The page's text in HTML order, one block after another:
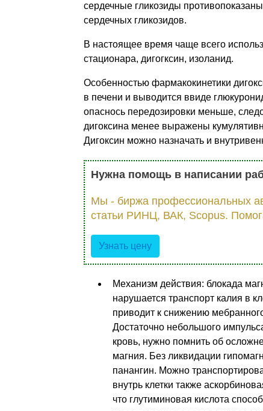
сердечные гликозиды
сердечных гликозидов.
В настоящее время чаще всего
стационара, дигогксин, изоланид.
Особенностью фармакокинетики
в печени и выводится ввиде
опаснось передозировки меньше,
дигоксина менее выражены
Дигоксин можно назначать и
Нужна помощь в написании
Мы - биржа профессиональных
статьи РИНЦ, ВАК, Scopus.
Узнать цену
Механизм действия: блокада
нарушается транспорт калия в
приводит к снижению
Достаточно небольшого
кровь, нужно помнить об
магния. Без ликвидации
панангин. Можно
внутрь клетки также
что глутиминовая кислота